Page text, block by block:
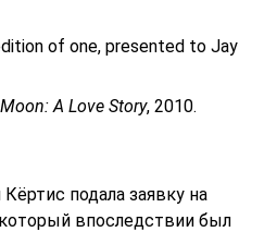
of one, presented to Jay
A Love Story, 2010.
подала заявку на
впоследствии был